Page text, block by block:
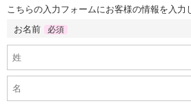
こちらの入力フォームにお客様の情報を入力
お名前
必須